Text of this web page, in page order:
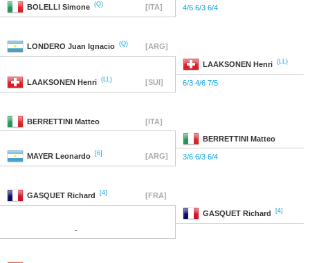
BOLELLI Simone (Q) [ITA] 4/6 6/3 6/4
LONDERO Juan Ignacio (Q) [ARG]
LAAKSONEN Henri (LL)
LAAKSONEN Henri (LL) [SUI] 6/3 4/6 7/5
BERRETTINI Matteo [ITA]
BERRETTINI Matteo
MAYER Leonardo [6] [ARG] 3/6 6/3 6/4
GASQUET Richard [4] [FRA]
GASQUET Richard [4]
-